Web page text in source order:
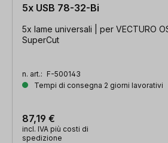
5x USB 78-32-Bi
5x lame universali | per VECTURO
SuperCut
n. art.: F-500143
Tempi di consegna 2 giorni lavorativi
87,19 €
incl. IVA più costi di
spedizione